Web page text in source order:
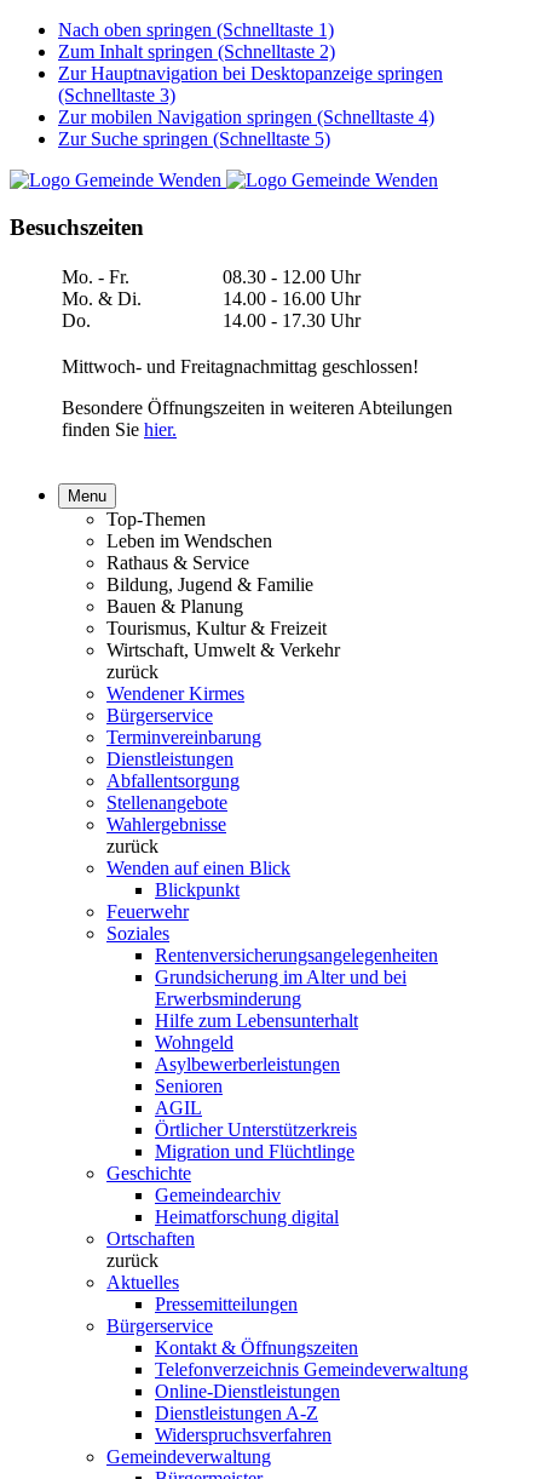
Nach oben springen (Schnelltaste 1)
Zum Inhalt springen (Schnelltaste 2)
Zur Hauptnavigation bei Desktopanzeige springen
(Schnelltaste 3)
Zur mobilen Navigation springen (Schnelltaste 4)
Zur Suche springen (Schnelltaste 5)
Besuchszeiten
Mo. - Fr.
Mo. & Di.
Do.
08.30 - 12.00 Uhr
14.00 - 16.00 Uhr
14.00 - 17.30 Uhr
Mittwoch- und Freitagnachmittag geschlossen!
Besondere Öffnungszeiten in weiteren Abteilungen
finden Sie hier.
Menu
Top-Themen
Leben im Wendschen
Rathaus & Service
Bildung, Jugend & Familie
Bauen & Planung
Tourismus, Kultur & Freizeit
Wirtschaft, Umwelt & Verkehr
zurück
Wendener Kirmes
Bürgerservice
Terminvereinbarung
Dienstleistungen
Abfallentsorgung
Stellenangebote
Wahlergebnisse
zurück
Wenden auf einen Blick
Blickpunkt
Feuerwehr
Soziales
Rentenversicherungsangelegenheiten
Grundsicherung im Alter und bei
Erwerbsminderung
Hilfe zum Lebensunterhalt
Wohngeld
Asylbewerberleistungen
Senioren
AGIL
Örtlicher Unterstützerkreis
Migration und Flüchtlinge
Geschichte
Gemeindearchiv
Heimatforschung digital
Ortschaften
zurück
Aktuelles
Pressemitteilungen
Bürgerservice
Kontakt & Öffnungszeiten
Telefonverzeichnis Gemeindeverwaltung
Online-Dienstleistungen
Dienstleistungen A-Z
Widerspruchsverfahren
Gemeindeverwaltung